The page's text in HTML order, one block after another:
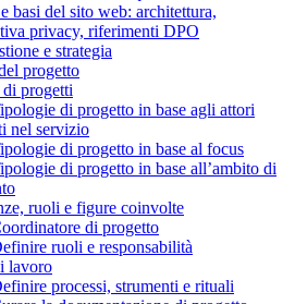
basi del sito web: architettura,
privacy, riferimenti DPO
e strategia
progetto
progetti
di progetto in base agli attori
nel servizio
di progetto in base al focus
di progetto in base all’ambito di
ruoli e figure coinvolte
di progetto
ruoli e responsabilità
lavoro
processi, strumenti e rituali